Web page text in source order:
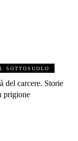
SOTTOSUOLO
del carcere. Storie
prigione